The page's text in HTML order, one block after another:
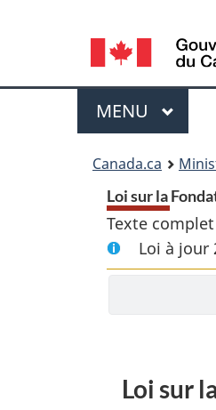
Language
Menu
MENU
Canada.ca
Loi sur la
Texte
Loi à jour
Loi sur